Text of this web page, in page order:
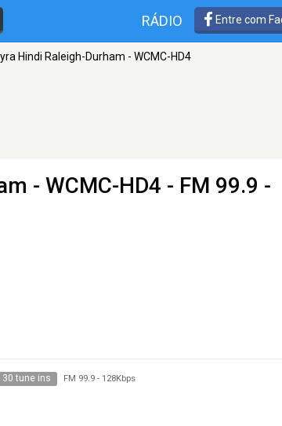
RÁDIO Entre com
Hindi Raleigh-Durham - WCMC-HD4
- WCMC-HD4 - FM 99.9 -
30 tune ins FM 99.9- 128Kbps